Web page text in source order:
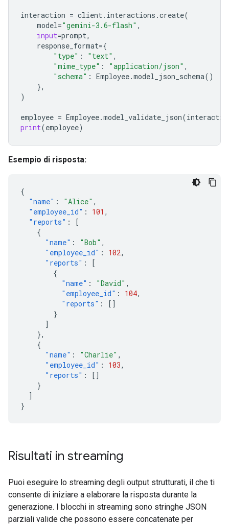
interaction = client. interactions .create(
model="gemini-3.6-flash" ,
input=prompt,
response_format={
"type" : "text" ,
"mime_type" : "application/json" ,
"schema" : Employee.model_json_schema()
},
)
employee = Employee.model_validate_json(
print(employee)
Esempio di risposta:
{
"name" : "Alice" ,
"employee_id" : 101 ,
"reports" :
[
{
"name" : "Bob" ,
"employee_id" : 102,
"reports" :
[
{
"name" : "David" ,
"employee_id" : 104,
"reports" :
[]
}
]
},
{
"name" : "Charlie" ,
"employee_id" : 103,
"reports" :
[]
}
]
}
Risultati in streaming
Puoi eseguire lo streaming degli output strutturati, il che ti
consente di iniziare a elaborare la risposta durante la
generazione. I blocchi in streaming sono stringhe JSON
parziali valide che possono essere concatenate per